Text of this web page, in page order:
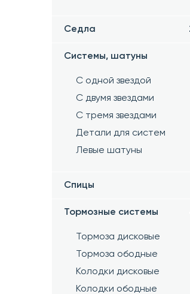
Седла
Системы, шатуны
С одной звездой
С двумя звездами
С тремя звездами
Детали для систем
Левые шатуны
Спицы
Тормозные системы
Тормоза дисковые
Тормоза ободные
Колодки дисковые
Колодки ободные